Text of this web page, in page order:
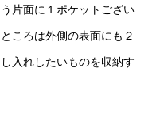
片面に１ポケットござい
ころは外側の表面にも２
入れしたいものを収納す